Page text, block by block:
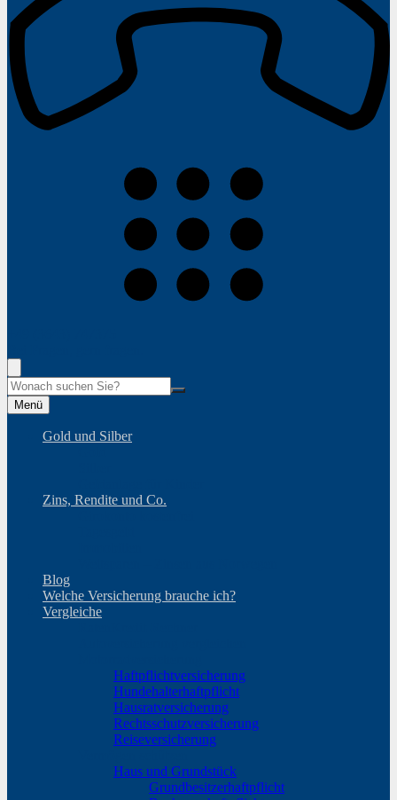
Suche
Menü
Gold und Silber
Zins, Rendite und Co.
Blog
Welche Versicherung brauche ich?
Vergleiche
Haftpflichtversicherung
Hundehalterhaftpflicht
Hausratversicherung
Rechtsschutzversicherung
Reiseversicherung
Haus und Grundstück
Grundbesitzerhaftpflicht